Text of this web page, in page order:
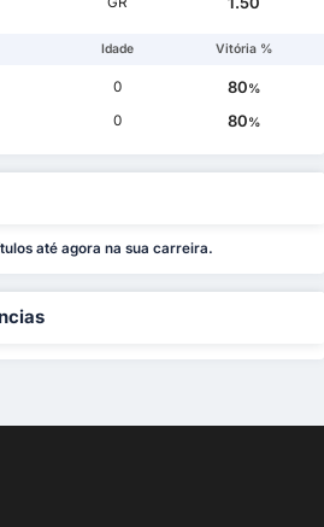
Idade Vitória %
0 80%
0 80%
até agora na sua carreira.